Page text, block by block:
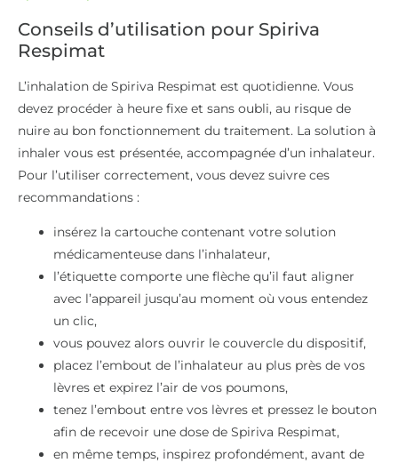
Conseils d’utilisation pour Spiriva
Respimat
L’inhalation de Spiriva Respimat est quotidienne. Vous
devez procéder à heure fixe et sans oubli, au risque de
nuire au bon fonctionnement du traitement. La solution à
inhaler vous est présentée, accompagnée d’un inhalateur.
Pour l’utiliser correctement, vous devez suivre ces
recommandations :
insérez la cartouche contenant votre solution
médicamenteuse dans l’inhalateur,
l’étiquette comporte une flèche qu’il faut aligner
avec l’appareil jusqu’au moment où vous entendez
un clic,
vous pouvez alors ouvrir le couvercle du dispositif,
placez l’embout de l’inhalateur au plus près de vos
lèvres et expirez l’air de vos poumons,
tenez l’embout entre vos lèvres et pressez le bouton
afin de recevoir une dose de Spiriva Respimat,
en même temps, inspirez profondément, avant de